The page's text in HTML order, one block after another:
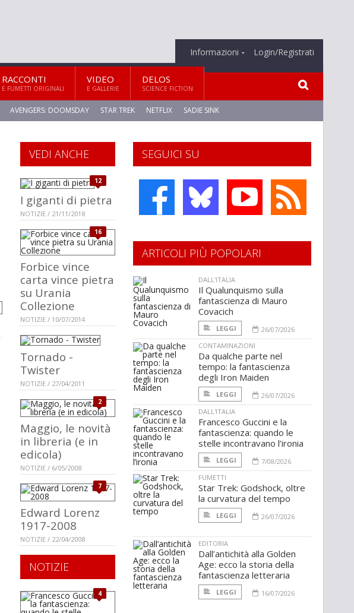
Informazioni Login/Registrati
RACCONTI
E FUMETTI ORIGINALI
VIDEO
E GALLERIE
DELOS
SCIENCE FICTION
AVENGERS: DOOMSDAY STAR TREK NETFLIX SADIE SINK
SEGUICI SU
VEDI ANCHE
12
I giganti di pietra
NOTIZIE / 21/11/2018
16
Forbice vince
carta vince pietra
su Urania
Collezione
NOTIZIE / 10/07/2014
Tornado -
Twister
NOTIZIE / 27/04/2011
2
Maggio, le novità
in libreria (e in
edicola)
NOTIZIE / 6/05/2008
7
Edward Lorenz
1917-2008
NOTIZIE / 22/04/2008
NOTIZIE
4
ARTICOLI PIÙ POPOLARI
DALL'ITALIA
Il Qualunquismo sulla
fantascienza di Mauro
Covacich
LEGGI
26/07/2026
CONTAMINAZIONI
Da qualche parte nel
tempo: la fantascienza
degli Iron Maiden
LEGGI
26/07/2026
DALL'ITALIA
Francesco Guccini e la
fantascienza: quando le
stelle incontravano l’ironia
LEGGI
7/08/2026
FUMETTI
Star Trek: Godshock, oltre
la curvatura del tempo
LEGGI 26/07/2026
EDITORIA
Dall’antichità alla Golden
Age: ecco la storia della
fantascienza letteraria
LEGGI 16/07/2026